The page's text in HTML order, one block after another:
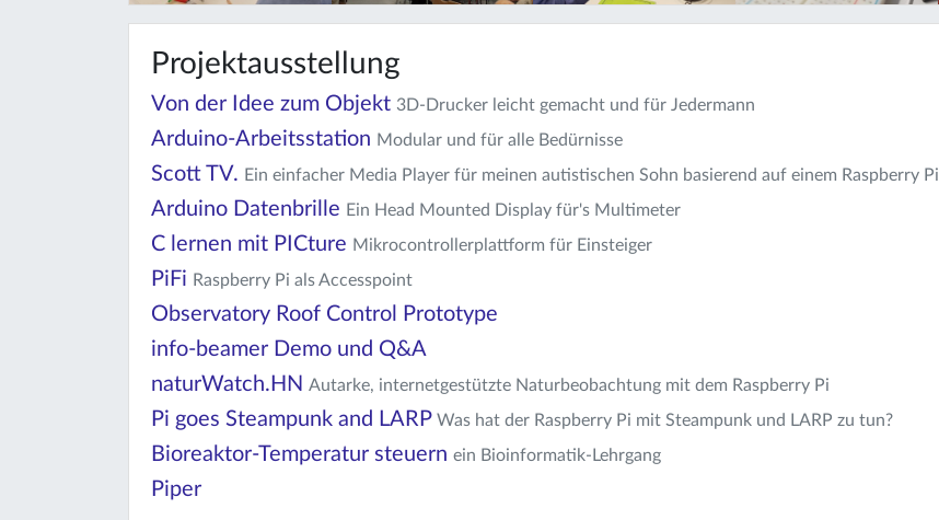
Projektausstellung
Von der Idee zum Objekt 3D-Drucker leicht gemacht und für Jedermann
Arduino-Arbeitsstation Modular und für alle Bedürnisse
Scott TV. Ein einfacher Media Player für meinen autistischen Sohn basierend auf einem Raspberry Pi
Arduino Datenbrille Ein Head Mounted Display für's Multimeter
C lernen mit PICture Mikrocontrollerplattform für Einsteiger
PiFi Raspberry Pi als Accesspoint
Observatory Roof Control Prototype
info-beamer Demo und Q&A
naturWatch.HN Autarke, internetgestützte Naturbeobachtung mit dem Raspberry Pi
Pi goes Steampunk and LARP Was hat der Raspberry Pi mit Steampunk und LARP zu tun?
Bioreaktor-Temperatur steuern ein Bioinformatik-Lehrgang
Piper